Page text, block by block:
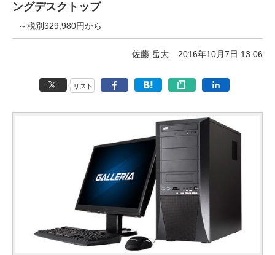
ングデスクトップ
～税別329,980円から
佐藤 岳大 2016年10月7日 13:06
リスト